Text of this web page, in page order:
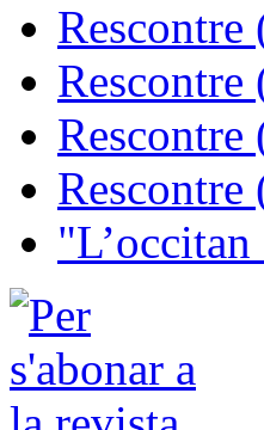
Rescontre
Rescontre
"L’occitan